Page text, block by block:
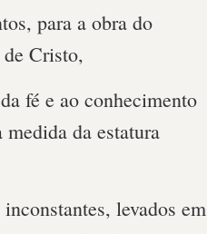
para a obra do
Cristo,
fé e ao conhecimento
da estatura
levados em